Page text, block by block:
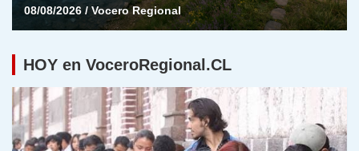
08/08/2026 Vocero Regional
HOY en VoceroRegional.CL